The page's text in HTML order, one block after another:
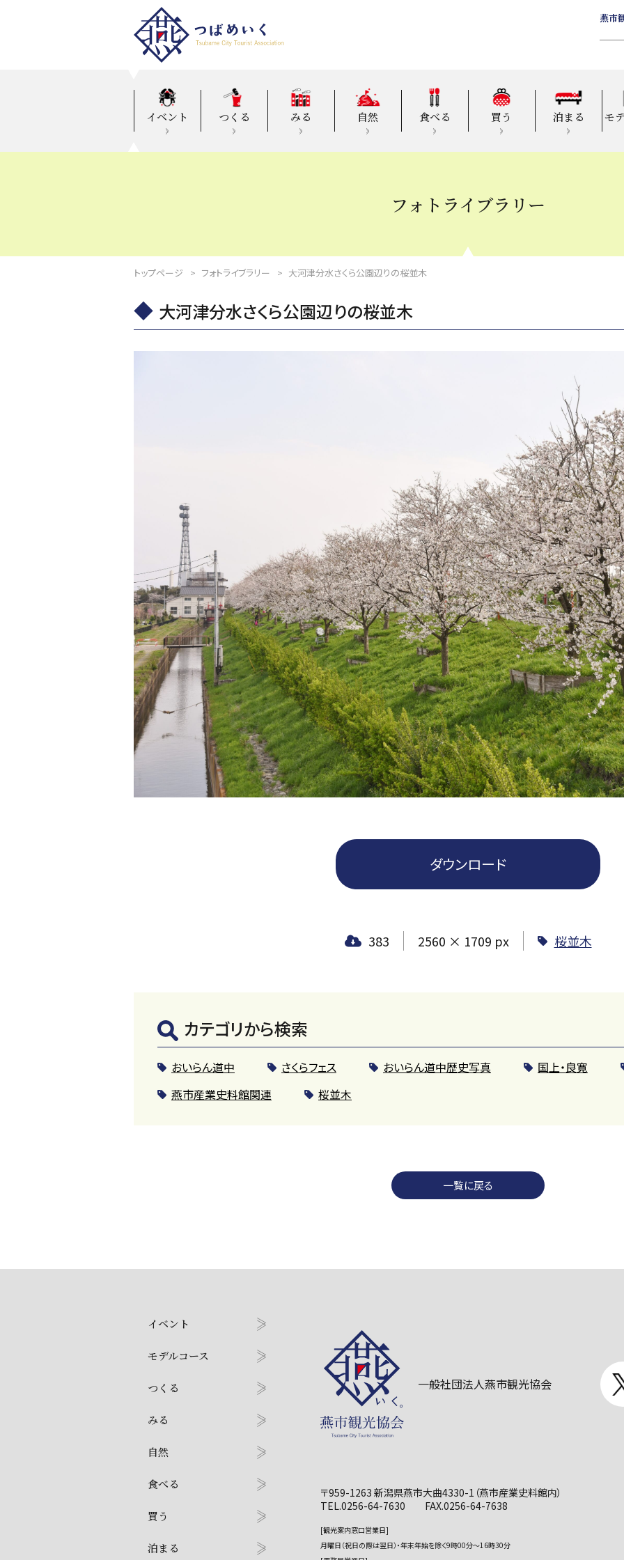
燕市
イベント つくる みる 自然 食べる 買う 泊まる モ
フォトライブラリー
トップページ フォトライブラリー 大河津分水さくら公園辺りの桜並木
大河津分水さくら公園辺りの桜並木
ダウンロード
383 2560 × 1709 px 桜並木
カテゴリから検索
おいらん道中 さくらフェス おいらん道中歴史写真 国上・良寛
燕市産業史料館関連
桜並木
一覧に戻る
イベント
モデルコース
つくる
みる
自然
食べる
買う
泊まる
一般社団法人燕市観光協会
〒959-1263 新潟県燕市大曲4330-1 （燕市産業史料館内）
TEL.0256-64-7630 FAX.0256-64-7638
[観光案内窓口営業日]
月曜日（祝日の際は翌日）・年末年始を除く9時00分～16時30分